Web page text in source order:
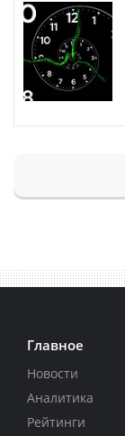
Главное
Новости
Аналитика
Рейтинги